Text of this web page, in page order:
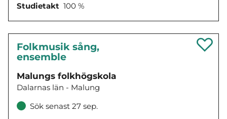
Studietakt 100 %
Folkmusik sång,
ensemble
Malungs folkhögskola
Dalarnas län - Malung
Sök senast 27 sep.